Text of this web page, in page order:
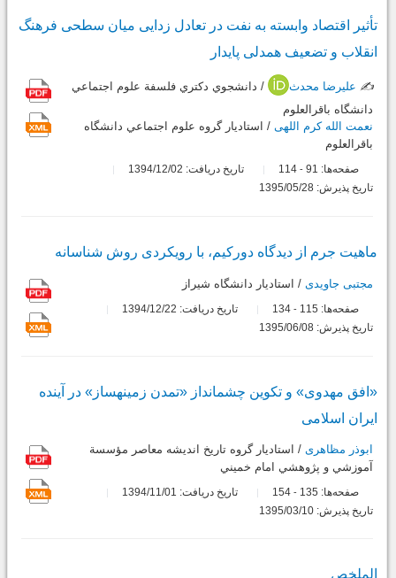
تأثیر اقتصاد وابسته به نفت در تعادل زدایی میان سطحی فرهنگ
انقلاب و تضعیف همدلی پایدار
✍️ علیرضا محدث
/ دانشجوي دکتري فلسفة علوم اجتماعي
دانشگاه باقرالعلوم
نعمت الله کرم اللهی / استاديار گروه علوم اجتماعي دانشگاه
باقرالعلوم
صفحه‌ها: 91
-
تاریخ دریافت: 1394/12/02
تاریخ پذیرش: 1395/05/28
ماهیت جرم از دیدگاه دورکیم، با رویکردی روش شناسانه
مجتبی جاویدی / استاديار دانشگاه شيراز
صفحه‌ها: 115
-
تاریخ دریافت: 1394/12/22
تاریخ پذیرش: 1395/06/08
«افق مهدوی» و تکوین چشم‫انداز «تمدن زمینه‫ساز» در آینده
ایران اسلامی
ابوذر مظاهری / استاديار گروه تاريخ انديشه معاصر مؤسسة
آموزشي و پژوهشي امام خميني
صفحه‌ها: 135
-
تاریخ دریافت: 1394/11/01
تاریخ پذیرش: 1395/03/10
الملخص